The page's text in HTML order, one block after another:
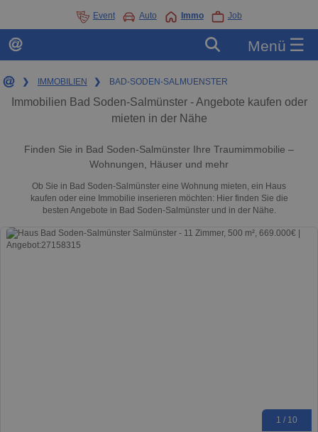
Event Auto Immo Job
Menü ☰
❯ IMMOBILIEN ❯ BAD-SODEN-SALMUENSTER
Immobilien Bad Soden-Salmünster - Angebote kaufen oder
mieten in der Nähe
Finden Sie in Bad Soden-Salmünster Ihre Traumimmobilie –
Wohnungen, Häuser und mehr
Ob Sie in Bad Soden-Salmünster eine Wohnung mieten, ein Haus
kaufen oder eine Immobilie inserieren möchten: Hier finden Sie die
besten Angebote in Bad Soden-Salmünster und in der Nähe.
1 / 10